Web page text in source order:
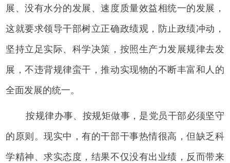
展、没有水分的发展、速度质量效益相统一的发展，
这就要求领导干部树立正确政绩观，防止政绩冲动，
坚持立足实际、科学决策，按照生产力发展规律去发
展，不违背规律蛮干，推动实现物的不断丰富和人的
全面发展的统一。
按规律办事、按规矩做事，是党员干部必须坚守
的原则。现实中，有的干部干事热情很高，但缺乏科
学精神、求实态度，结果不仅没有出业绩，反而带来